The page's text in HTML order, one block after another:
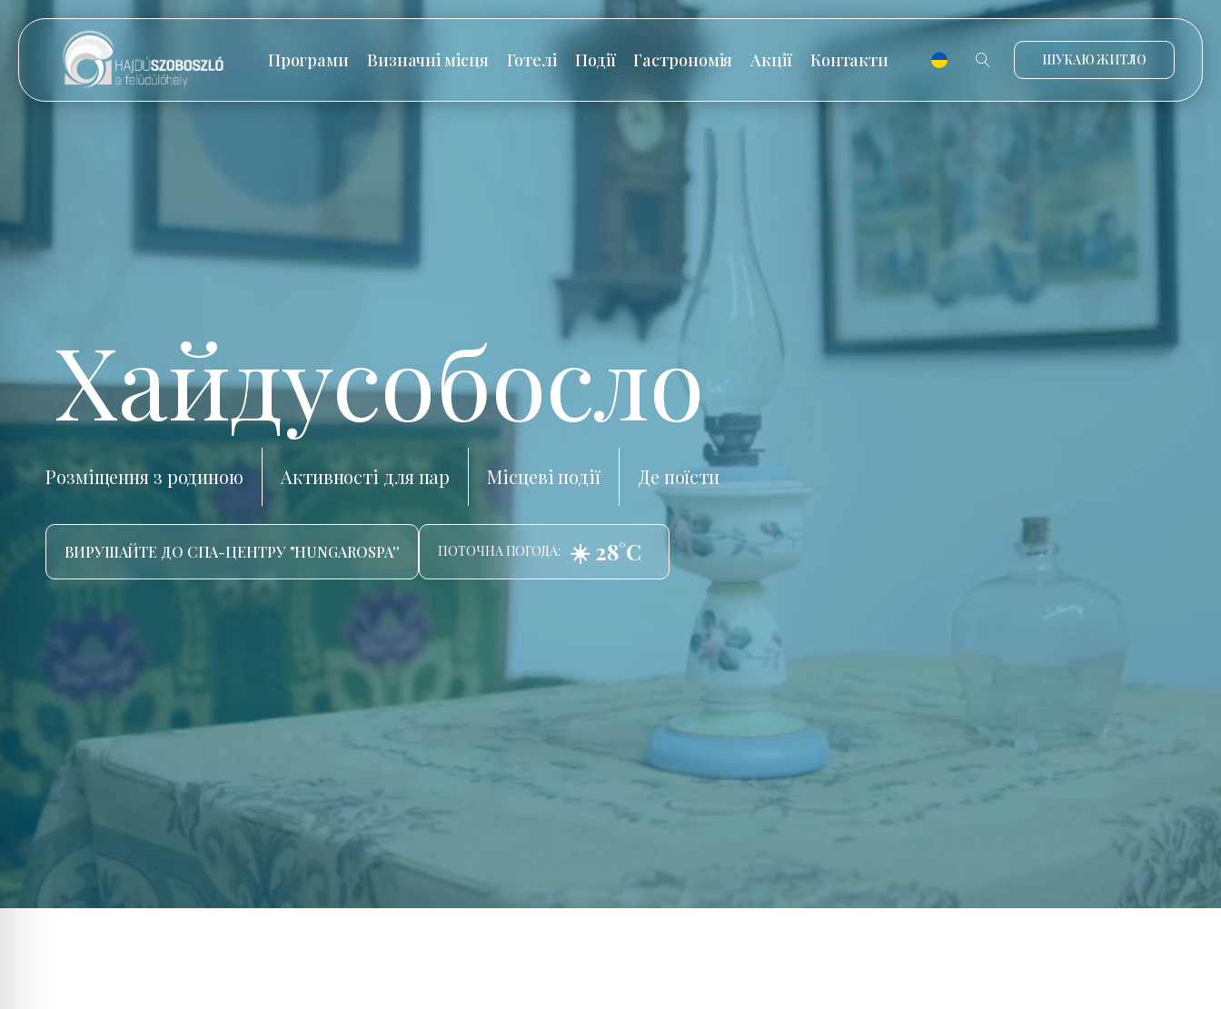
Програми Визначні місця Готелі Події Гастрономія Акції Контакти ШУКАЮ ЖИТЛО
Хайдусобосло
Розміщення з родиною Активності для пар Місцеві події Де поїсти
ВИРУШАЙТЕ ДО СПА-ЦЕНТРУ "HUNGAROSPA'' ПОТОЧНА ПОГОДА: ☀️ 28°C